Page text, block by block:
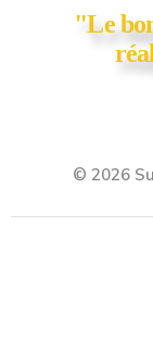
"Le
© 2026